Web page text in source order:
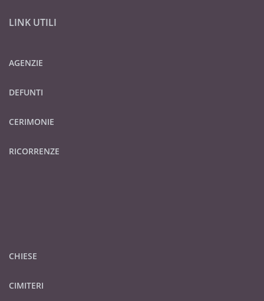
LINK UTILI
AGENZIE
DEFUNTI
CERIMONIE
RICORRENZE
CHIESE
CIMITERI